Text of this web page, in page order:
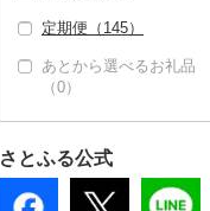
子供・ベビー（0）
その他洋服（0）
靴・履物（0）
アクセサリー（0）
その他装飾品・工芸品
数珠（0）
工芸品（0）
播州そろばん（0）
美濃和紙（0）
地域サービス（1）
その他（0）
定期便（145）
あとから選べるお礼品
（0）
さとふる公式